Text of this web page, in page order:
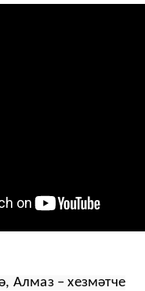
Алмаз – хезмәтче